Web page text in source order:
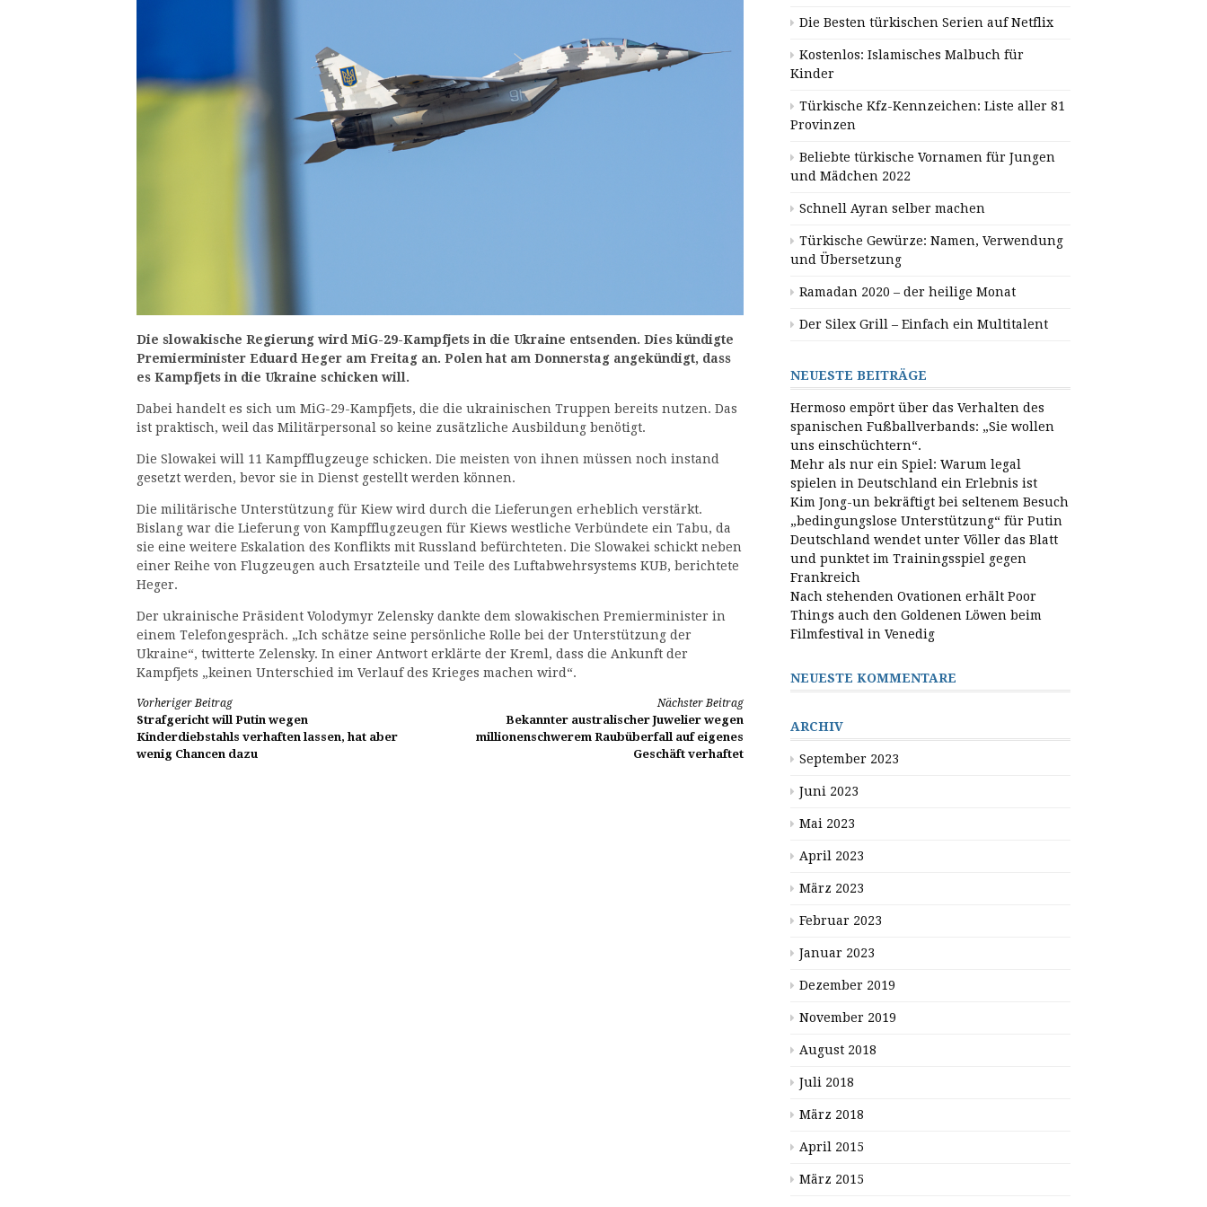
Die slowakische Regierung wird MiG-29-Kampfjets in die Ukraine entsenden. Dies kündigte
Premierminister Eduard Heger am Freitag an. Polen hat am Donnerstag angekündigt, dass
es Kampfjets in die Ukraine schicken will.
Dabei handelt es sich um MiG-29-Kampfjets, die die ukrainischen Truppen bereits nutzen. Das
ist praktisch, weil das Militärpersonal so keine zusätzliche Ausbildung benötigt.
Die Slowakei will 11 Kampfflugzeuge schicken. Die meisten von ihnen müssen noch instand
gesetzt werden, bevor sie in Dienst gestellt werden können.
Die militärische Unterstützung für Kiew wird durch die Lieferungen erheblich verstärkt.
Bislang war die Lieferung von Kampfflugzeugen für Kiews westliche Verbündete ein Tabu, da
sie eine weitere Eskalation des Konflikts mit Russland befürchteten. Die Slowakei schickt neben
einer Reihe von Flugzeugen auch Ersatzteile und Teile des Luftabwehrsystems KUB, berichtete
Heger.
Der ukrainische Präsident Volodymyr Zelensky dankte dem slowakischen Premierminister in
einem Telefongespräch. „Ich schätze seine persönliche Rolle bei der Unterstützung der
Ukraine“, twitterte Zelensky. In einer Antwort erklärte der Kreml, dass die Ankunft der
Kampfjets „keinen Unterschied im Verlauf des Krieges machen wird“.
Weiterlesen
Vorheriger Beitrag
Strafgericht will Putin wegen
Kinderdiebstahls verhaften lassen, hat aber
wenig Chancen dazu
Nächster Beitrag
Bekannter australischer Juwelier wegen
millionenschwerem Raubüberfall auf eigenes
Geschäft verhaftet
Die Besten türkischen Serien auf Netflix
Kostenlos: Islamisches Malbuch für
Kinder
Türkische Kfz-Kennzeichen: Liste aller 81
Provinzen
Beliebte türkische Vornamen für Jungen
und Mädchen 2022
Schnell Ayran selber machen
Türkische Gewürze: Namen, Verwendung
und Übersetzung
Ramadan 2020 – der heilige Monat
Der Silex Grill – Einfach ein Multitalent
NEUESTE BEITRÄGE
Hermoso empört über das Verhalten des
spanischen Fußballverbands: „Sie wollen
uns einschüchtern“.
Mehr als nur ein Spiel: Warum legal
spielen in Deutschland ein Erlebnis ist
Kim Jong-un bekräftigt bei seltenem Besuch
„bedingungslose Unterstützung“ für Putin
Deutschland wendet unter Völler das Blatt
und punktet im Trainingsspiel gegen
Frankreich
Nach stehenden Ovationen erhält Poor
Things auch den Goldenen Löwen beim
Filmfestival in Venedig
NEUESTE KOMMENTARE
ARCHIV
September 2023
Juni 2023
Mai 2023
April 2023
März 2023
Februar 2023
Januar 2023
Dezember 2019
November 2019
August 2018
Juli 2018
März 2018
April 2015
März 2015